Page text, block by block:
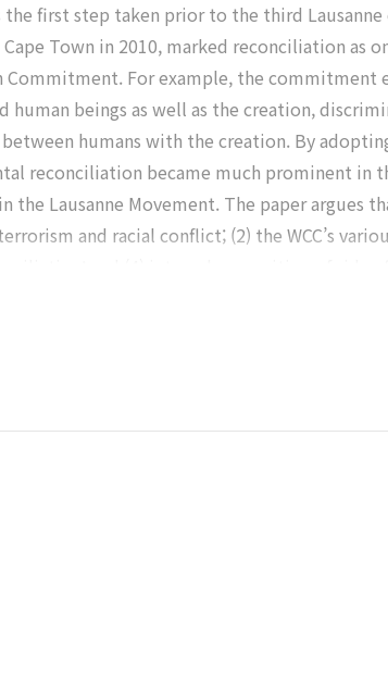
first step taken prior to the third Lausanne
Town in 2010, marked reconciliation as
Commitment. For example, the
beings as well as the creation,
humans with the creation. By
reconciliation became much prominent in
Lausanne Movement. The paper argues
and racial conflict; (2) the WCC’s